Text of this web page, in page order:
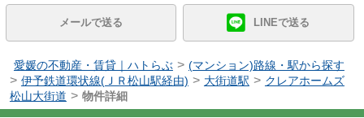
メールで送る LINEで送る
愛媛の不動産・賃貸｜ハトらぶ > (マンション)路線・駅から探す
> 伊予鉄道環状線(ＪＲ松山駅経由) > 大街道駅 > クレアホームズ
松山大街道 > 物件詳細